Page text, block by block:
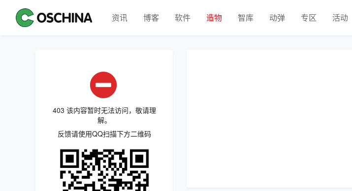
资讯 博客 软件 造物 智库 动弹 专区 活动
403 该内容暂时无法访问，敬请理
解。
反馈请使用QQ扫描下方二维码